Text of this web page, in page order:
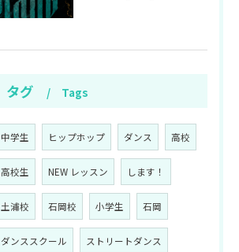
タグ Tags
中学生 ヒップホップ ダンス 高校
高校生 NEW レッスン します！
土浦校 石岡校 小学生 石岡
ダンススクール ストリートダンス